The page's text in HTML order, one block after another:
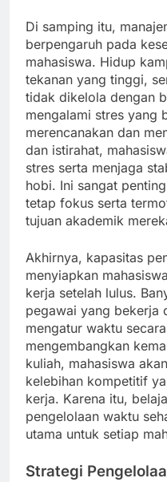
Di samping itu,
berpengaruh pada
mahasiswa. Hidup
tekanan yang tinggi,
tidak dikelola dengan
mengalami stres yang
merencanakan dan
dan istirahat,
stres serta menjaga
hobi. Ini sangat
tetap fokus serta
tujuan akademik
Akhirnya, kapasitas
menyiapkan
kerja setelah lulus.
pegawai yang bekerja
mengatur waktu
mengembangkan
kuliah, mahasiswa
kelebihan kompetitif
kerja. Karena itu,
pengelolaan waktu
utama untuk setiap
Strategi